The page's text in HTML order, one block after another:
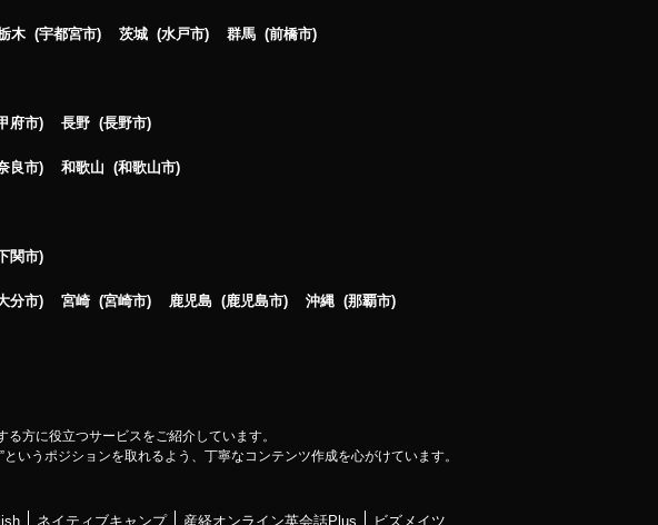
木 宇都宮市 茨城 水戸市 群馬 前橋市
府市 長野 長野市
良市 和歌山 和歌山市
関市
分市 宮崎 宮崎市 鹿児島 鹿児島市 沖縄 那覇市
方に役立つサービスをご紹介しています。
いうポジションを取れるよう、丁寧なコンテンツ作成を心がけています。
ネイティブキャンプ 産経オンライン英会話Plus ビズメイツ